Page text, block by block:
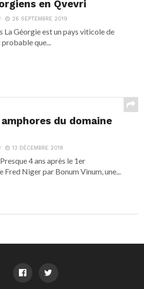
en Qvevri
26 SEPTEMBRE 2019
La Géorgie est un pays viticole de
que...
du domaine
13 DÉCEMBRE 2018
4 ans après le 1er
Fred Niger par Bonum Vinum, une...